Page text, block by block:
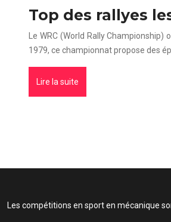
Top des rallyes
Le WRC (World Rally
1979, ce championnat propose des
Lire la suite
Les compétitions en sport en mécanique